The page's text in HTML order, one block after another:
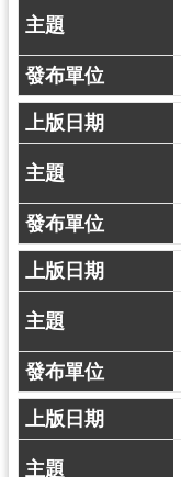
公
開
回
首
頁
網
站
導
覽
政
信
箱
桃